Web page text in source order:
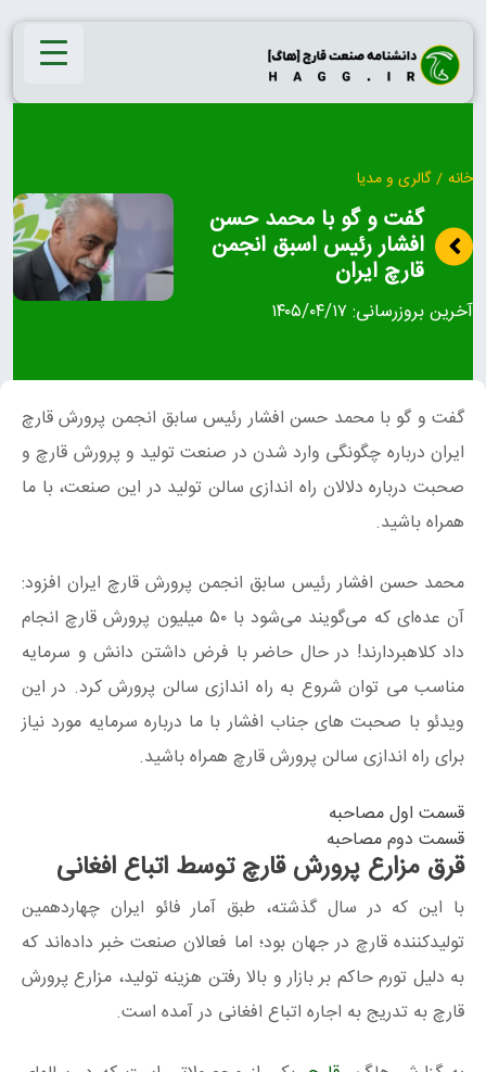
Skip
content
خانه / گالری و مدیا
گفت و گو با محمد حسن
افشار رئیس اسبق انجمن
قارچ ایران
آخرین بروزرسانی: ۱۴۰۵/۰۴/۱۷
گفت و گو با محمد حسن افشار رئیس سابق انجمن پرورش قارچ
ایران درباره چگونگی وارد شدن در صنعت تولید و پرورش قارچ و
صحبت درباره دلالان راه اندازی سالن تولید در این صنعت، با ما
همراه باشید.
محمد حسن افشار رئیس سابق انجمن پرورش قارچ ایران افزود:
آن عده‌ای که می‌گویند می‌شود با ۵۰ میلیون پرورش قارچ انجام
داد کلاهبردارند! در حال حاضر با فرض داشتن دانش و سرمایه
مناسب می توان شروع به راه اندازی سالن پرورش کرد. در این
ویدئو با صحبت های جناب افشار با ما درباره سرمایه مورد نیاز
برای راه اندازی سالن پرورش قارچ همراه باشید.
قسمت اول مصاحبه
قسمت دوم مصاحبه
قرق مزارع پرورش قارچ توسط اتباع افغانی
با این که در سال گذشته، طبق آمار فائو ایران چهاردهمین
تولیدکننده قارچ در جهان بود؛ اما فعالان صنعت خبر داده‌اند که
به دلیل تورم حاکم بر بازار و بالا رفتن هزینه تولید، مزارع پرورش
قارچ به تدریج به اجاره اتباع افغانی در آمده است.